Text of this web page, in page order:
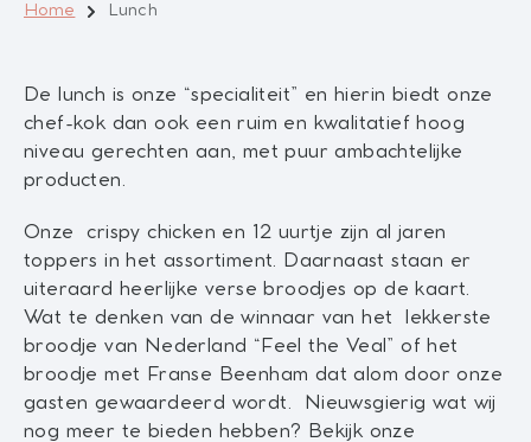
Home Lunch
De lunch is onze “specialiteit” en hierin biedt onze
chef-kok dan ook een ruim en kwalitatief hoog
niveau gerechten aan, met puur ambachtelijke
producten.
Onze crispy chicken en 12 uurtje zijn al jaren
toppers in het assortiment. Daarnaast staan er
uiteraard heerlijke verse broodjes op de kaart.
Wat te denken van de winnaar van het lekkerste
broodje van Nederland “Feel the Veal” of het
broodje met Franse Beenham dat alom door onze
gasten gewaardeerd wordt. Nieuwsgierig wat wij
nog meer te bieden hebben? Bekijk onze